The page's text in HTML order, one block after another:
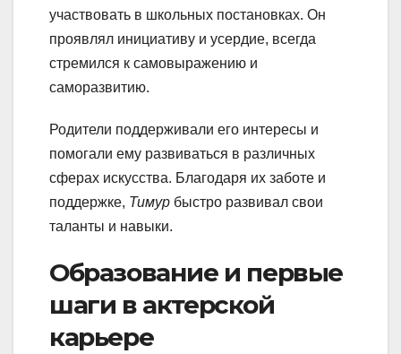
участвовать в школьных постановках. Он
проявлял инициативу и усердие, всегда
стремился к самовыражению и
саморазвитию.
Родители поддерживали его интересы и
помогали ему развиваться в различных
сферах искусства. Благодаря их заботе и
поддержке, Тимур быстро развивал свои
таланты и навыки.
Образование и первые
шаги в актерской
карьере